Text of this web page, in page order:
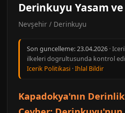
Derinkuyu Yasam
Nevşehir / Derinkuyu
Son guncelleme:23.04.2026 ·
ilkeleri dogrultusunda kontrol
Icerik Politikasi ·Ihlal Bildir
Kapadokya'nın